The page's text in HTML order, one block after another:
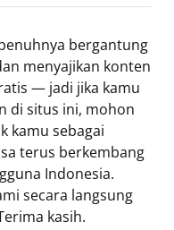
bergantung
menyajikan konten
— jadi jika kamu
di situs ini, mohon
kamu sebagai
terus berkembang
Indonesia.
secara langsung
kasih.